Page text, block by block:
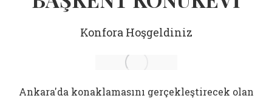
Konfora Hoşgeldiniz
Ankara'da konaklamasını gerçekleştirecek olan